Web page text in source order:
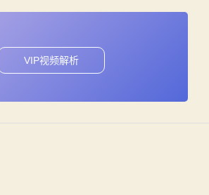
VIP视频解析